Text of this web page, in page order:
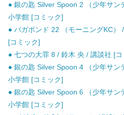
● 銀の匙 Silver Spoon 2 （少年サン
小学館 [コミック]
● バガボンド 22 （モーニングKC）
[コミック]
● 七つの大罪 8 / 鈴木 央 / 講談社 [コ
● 銀の匙 Silver Spoon 4 （少年サン
小学館 [コミック]
● 銀の匙 Silver Spoon 6 （少年サン
小学館 [コミック]